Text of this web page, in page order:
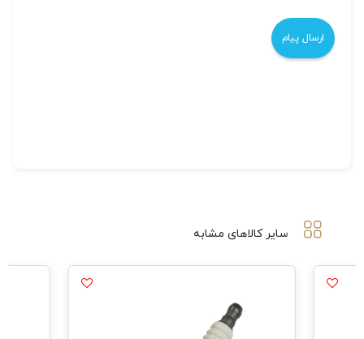
سایر کالاهای مشابه